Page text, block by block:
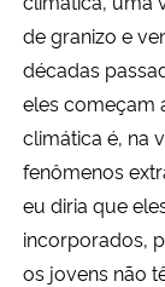
de granizo e
décadas
eles começam
climática é, na
fenômenos
eu diria que
incorporados,
os jovens não